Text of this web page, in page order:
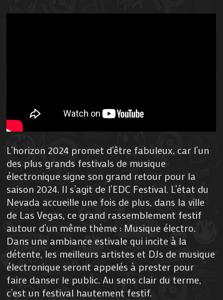
L’horizon 2024 promet d’être fabuleux, car l’un
des plus grands festivals de musique
électronique signe son grand retour pour la
saison 2024. Il s’agit de l’EDC Festival. L’état du
Nevada accueille une fois de plus, dans la ville
de Las Vegas, ce grand rassemblement festif
autour d’un même thème : Musique électro.
Dans une ambiance estivale qui incite à la
détente, les meilleurs artistes et DJs de musique
électronique seront appelés à prester pour
faire danser le public. Au sens clair du terme,
c’est un festival hautement festif.